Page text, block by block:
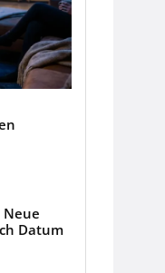
Neue
Datum